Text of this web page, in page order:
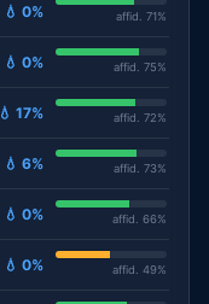
💧 0% affid. 71%
💧 0% affid. 75%
💧 17% affid. 72%
💧 6% affid. 73%
💧 0% affid. 66%
💧 0% affid. 49%